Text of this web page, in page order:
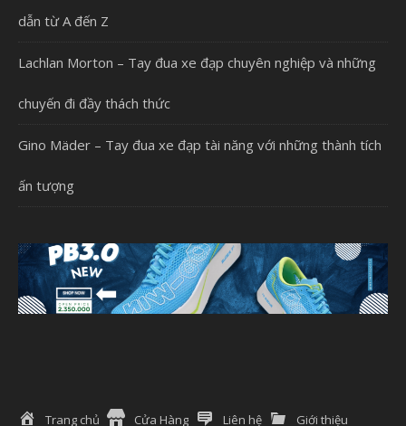
dẫn từ A đến Z
Lachlan Morton – Tay đua xe đạp chuyên nghiệp và những
chuyến đi đầy thách thức
Gino Mäder – Tay đua xe đạp tài năng với những thành tích
ấn tượng
Trang chủ Cửa Hàng Liên hệ Giới thiệu